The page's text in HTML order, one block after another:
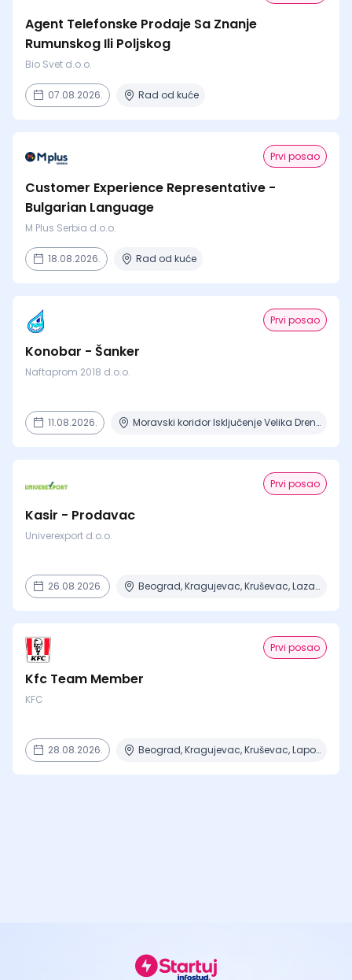
Agent Telefonske Prodaje Sa Znanje
Rumunskog Ili Poljskog
Bio Svet d.o.o.
07.08.2026. Rad od kuće
Prvi posao
Customer Experience Representative -
Bulgarian Language
M Plus Serbia d.o.o.
18.08.2026. Rad od kuće
Prvi posao
Konobar - Šanker
Naftaprom 2018 d.o.o.
11.08.2026. Moravski koridor Isključenje Velika Drenova, Milutovac, Bataševo
Prvi posao
Kasir - Prodavac
Univerexport d.o.o.
26.08.2026. Beograd, Kragujevac, Kruševac, Lazarevac, Mladenovac + 6 mesta
Prvi posao
Kfc Team Member
KFC
28.08.2026. Beograd, Kragujevac, Kruševac, Lapovo, Niš + 4 mesta